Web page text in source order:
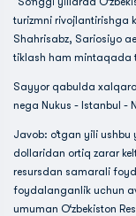
turizmni rivojlantirishga
Shahrisabz, Sariosiyo
tiklash ham mintaqada
Sayyor qabulda
nega Nukus - Istanbul -
Javob: o‘tgan yili ushbu
dollaridan ortiq zarar
resursdan samarali
foydalanganlik uchun
umuman O‘zbekiston